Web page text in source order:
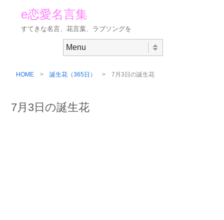
e恋愛名言集
すてきな名言、花言葉、ラブソングを
HOME > 誕生花（365日） > 7月3日の誕生花
7月3日の誕生花